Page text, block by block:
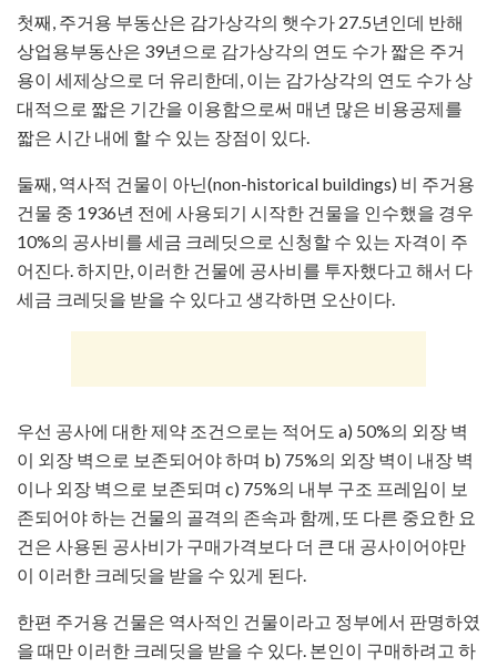
첫째, 주거용 부동산은 감가상각의 햇수가 27.5년인데 반해
상업용부동산은 39년으로 감가상각의 연도 수가 짧은 주거
용이 세제상으로 더 유리한데, 이는 감가상각의 연도 수가 상
대적으로 짧은 기간을 이용함으로써 매년 많은 비용공제를
짧은 시간 내에 할 수 있는 장점이 있다.
둘째, 역사적 건물이 아닌(non-historical buildings) 비 주거용
건물 중 1936년 전에 사용되기 시작한 건물을 인수했을 경우
10%의 공사비를 세금 크레딧으로 신청할 수 있는 자격이 주
어진다. 하지만, 이러한 건물에 공사비를 투자했다고 해서 다
세금 크레딧을 받을 수 있다고 생각하면 오산이다.
우선 공사에 대한 제약 조건으로는 적어도 a) 50%의 외장 벽
이 외장 벽으로 보존되어야 하며 b) 75%의 외장 벽이 내장 벽
이나 외장 벽으로 보존되며 c) 75%의 내부 구조 프레임이 보
존되어야 하는 건물의 골격의 존속과 함께, 또 다른 중요한 요
건은 사용된 공사비가 구매가격보다 더 큰 대 공사이어야만
이 이러한 크레딧을 받을 수 있게 된다.
한편 주거용 건물은 역사적인 건물이라고 정부에서 판명하였
을 때만 이러한 크레딧을 받을 수 있다. 본인이 구매하려고 하